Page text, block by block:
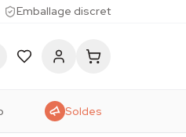
Emballage discret
Soldes